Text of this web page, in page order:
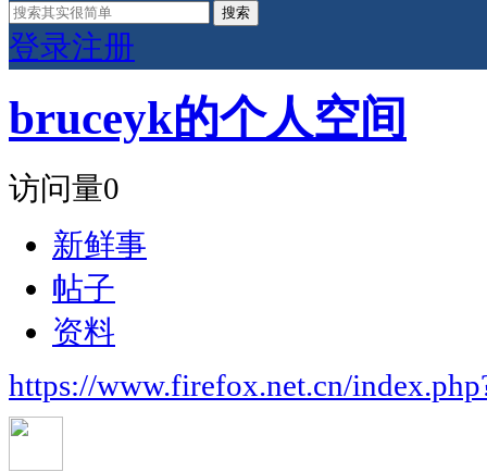
搜索
登录注册
bruceyk的个人空间
访问量0
新鲜事
帖子
资料
https://www.firefox.net.cn/